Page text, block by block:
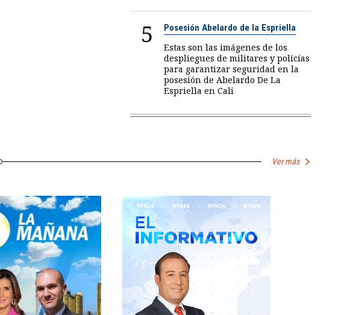
5 Posesión Abelardo de la Espriella
Estas son las imágenes de los
despliegues de militares y policías
para garantizar seguridad en la
posesión de Abelardo De La
Espriella en Cali
Ver más